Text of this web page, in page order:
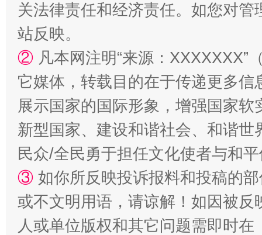
国家大学科技园优化重塑工作
关法律责任和经济责任。如您对
站反映。
② 凡本网注明“来源：
它媒体，转载目的在于传递更多
展示国家的国际形象，增强国家
新型国家、建设和谐社会、和谐
民众/全民勇于担任文化使者与和
③ 如你所反映投诉报料和投稿的
或不文明用语，请谅解！如因被
人或单位版权和其它问题需即时在